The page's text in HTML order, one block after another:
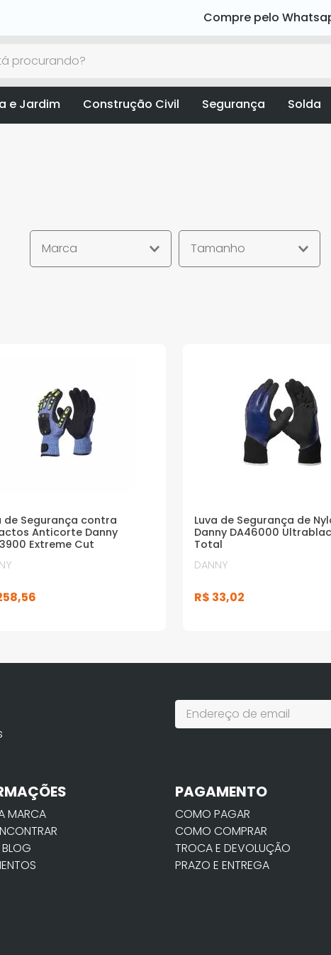
Compre pelo
e Jardim Construção Civil Segurança Solda
Marca Tamanho
de Segurança contra
Anticorte Danny
Extreme Cut
,56
Luva de Segurança de
Danny DA46000
Total
DANNY
R$ 33,02
MARCA
PAGAMENTO
COMO PAGAR
COMO COMPRAR
TROCA E DEVOLUÇÃO
PRAZO E ENTREGA